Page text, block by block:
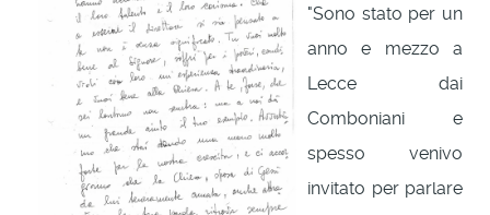
"Sono stato per un
anno e mezzo a
Lecce dai
Comboniani e
spesso venivo
invitato per parlare